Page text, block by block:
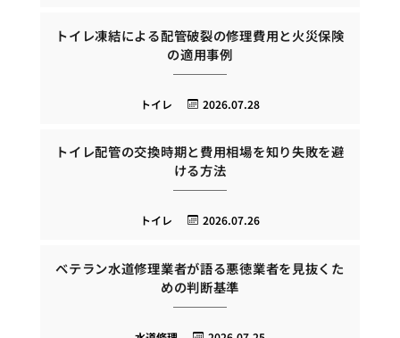
トイレ凍結による配管破裂の修理費用と火災保険
の適用事例
2026.07.28
トイレ
トイレ配管の交換時期と費用相場を知り失敗を避
ける方法
2026.07.26
トイレ
ベテラン水道修理業者が語る悪徳業者を見抜くた
めの判断基準